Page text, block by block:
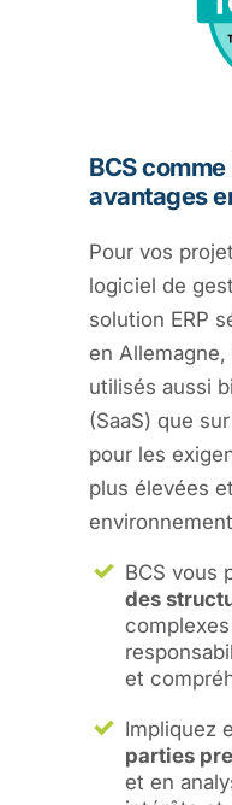
BCS
avantages
Pour vos
logiciel de
solution ERP
en
utilisés aussi
(SaaS) que
pour les
plus élevées
BCS vous
des
et
Impliquez
parties
et en